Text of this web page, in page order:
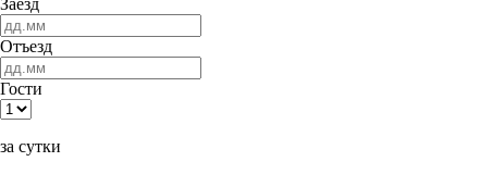
Заезд
Отъезд
Гости
за сутки